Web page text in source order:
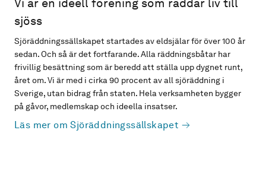
Vi är en ideell förening som räddar liv till
sjöss
Sjöräddningssällskapet startades av eldsjälar för över 100 år
sedan. Och så är det fortfarande. Alla räddningsbåtar har
frivillig besättning som är beredd att ställa upp dygnet runt,
året om. Vi är med i cirka 90 procent av all sjöräddning i
Sverige, utan bidrag från staten. Hela verksamheten bygger
på gåvor, medlemskap och ideella insatser.
Läs mer om Sjöräddningssällskapet